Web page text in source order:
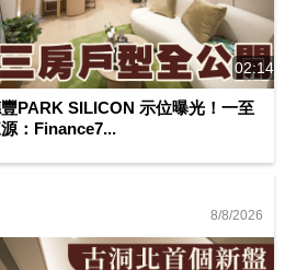
02:14
PARK SILICON 示位曝光！一至
：Finance7...
8/8/2026